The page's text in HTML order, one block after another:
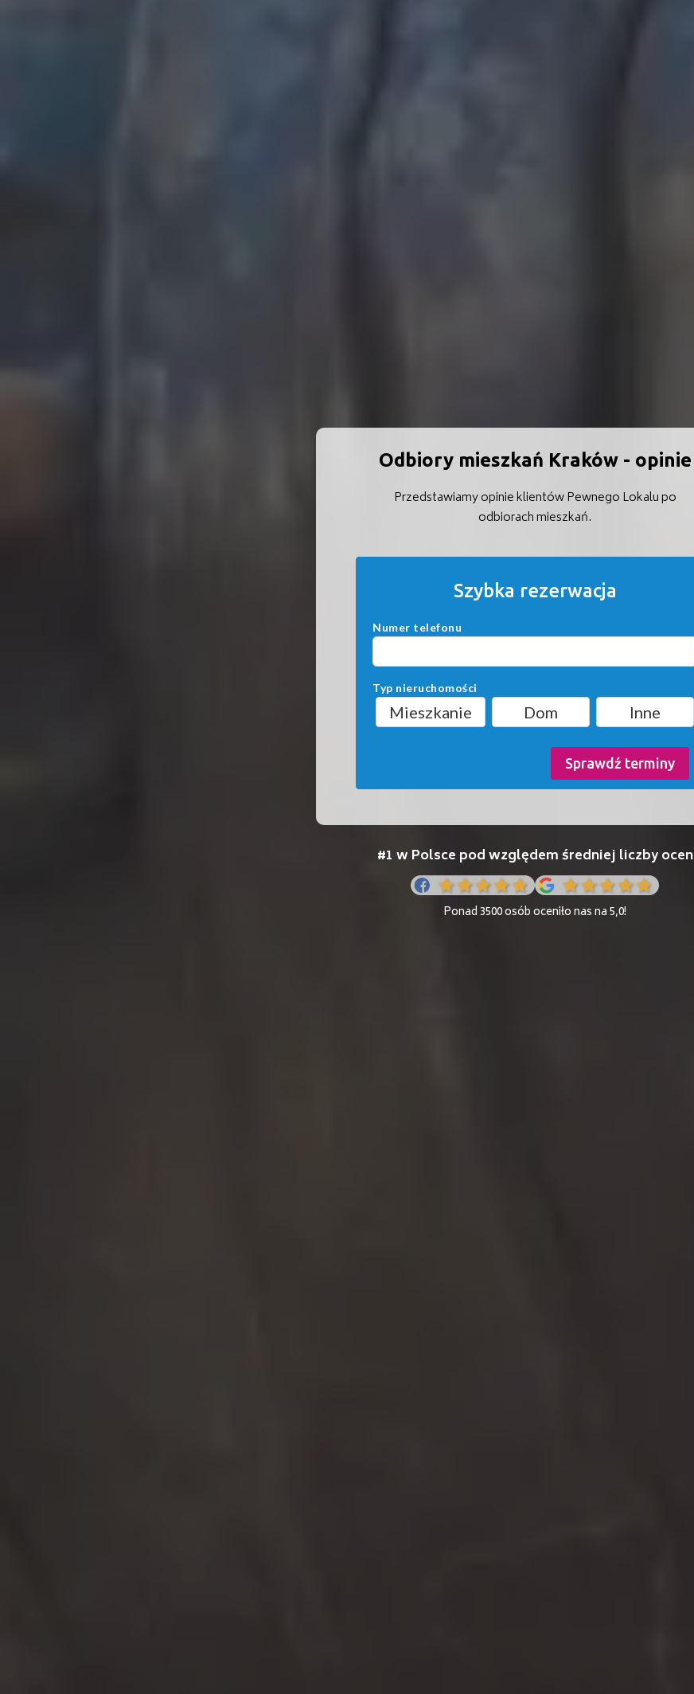
Odbiory mieszkań Kraków - opinie
Przedstawiamy opinie klientów Pewnego Lokalu po
odbiorach mieszkań.
Szybka rezerwacja
Numer telefonu
Typ nieruchomości
Mieszkanie Dom Inne
Sprawdź terminy
#1 w Polsce pod względem średniej liczby ocen
Ponad 3500 osób oceniło nas na 5,0!